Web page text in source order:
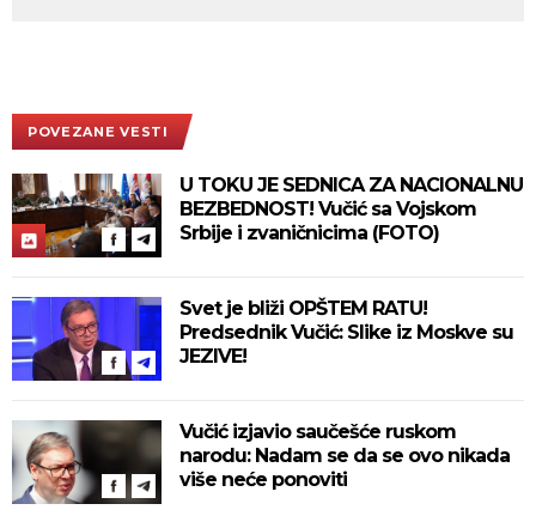
POVEZANE VESTI
U TOKU JE SEDNICA ZA NACIONALNU
BEZBEDNOST! Vučić sa Vojskom
Srbije i zvaničnicima (FOTO)
Svet je bliži OPŠTEM RATU!
Predsednik Vučić: Slike iz Moskve su
JEZIVE!
Vučić izjavio saučešće ruskom
narodu: Nadam se da se ovo nikada
više neće ponoviti